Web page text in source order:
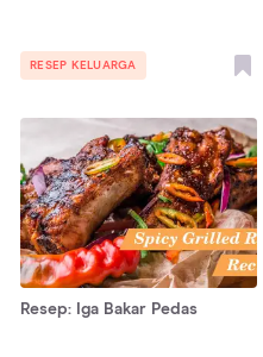
RESEP KELUARGA
Resep: Iga Bakar Pedas